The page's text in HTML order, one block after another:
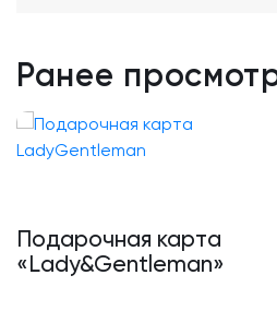
Ранее
Подарочная карта
«Lady&Gentleman»